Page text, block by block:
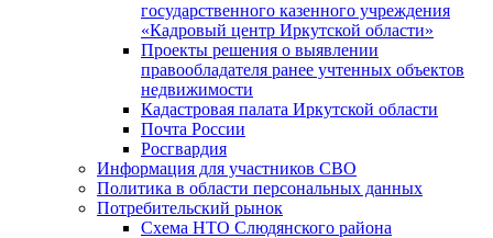
государственного казенного учреждения
«Кадровый центр Иркутской области»
Проекты решения о выявлении
правообладателя ранее учтенных объектов
недвижимости
Кадастровая палата Иркутской области
Почта России
Росгвардия
Информация для участников СВО
Политика в области персональных данных
Потребительский рынок
Схема НТО Слюдянского района